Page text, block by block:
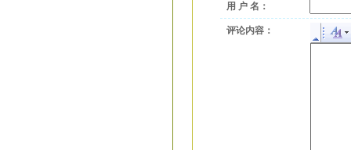
用 户 名：
评论内容：